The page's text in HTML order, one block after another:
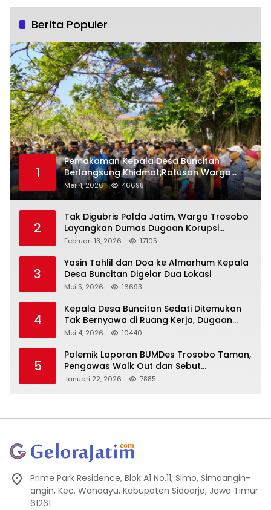
Berita Populer
1
Pemakaman Kepala Desa Buncitan
Berlangsung Khidmat,Ratusan Warga
Larut Dalam Duka Yang Mendalam
Mei 4, 2026 46698
2
Tak Digubris Polda Jatim, Warga Trosobo
Layangkan Dumas Dugaan Korupsi
Oknum DPRD Sidoarjo ke Kapolri
Februari 13, 2026 17105
3
Yasin Tahlil dan Doa ke Almarhum Kepala
Desa Buncitan Digelar Dua Lokasi
Mei 5, 2026 16693
4
Kepala Desa Buncitan Sedati Ditemukan
Tak Bernyawa di Ruang Kerja, Dugaan
Bunuh Diri Menguat
Mei 4, 2026 10440
5
Polemik Laporan BUMDes Trosobo Taman,
Pengawas Walk Out dan Sebut
Kejanggalan
Januari 22, 2026 7885
Prime Park Residence, Blok A1 No.11, Simo, Simoangin-
angin, Kec. Wonoayu, Kabupaten Sidoarjo, Jawa Timur
61261